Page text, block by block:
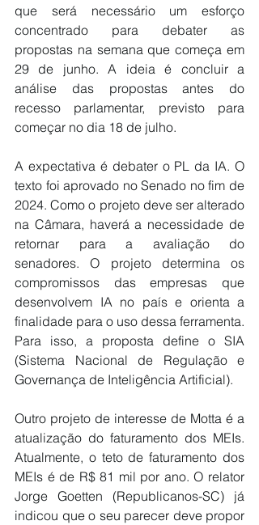
que será necessário um esforço
concentrado para debater as
propostas na semana que começa em
29 de junho. A ideia é concluir a
análise das propostas antes do
recesso parlamentar, previsto para
começar no dia 18 de julho.
A expectativa é debater o PL da IA. O
texto foi aprovado no Senado no fim de
2024. Como o projeto deve ser alterado
na Câmara, haverá a necessidade de
retornar para a avaliação do
senadores. O projeto determina os
compromissos das empresas que
desenvolvem IA no país e orienta a
finalidade para o uso dessa ferramenta.
Para isso, a proposta define o SIA
(Sistema Nacional de Regulação e
Governança de Inteligência Artificial).
Outro projeto de interesse de Motta é a
atualização do faturamento dos MEIs.
Atualmente, o teto de faturamento dos
MEIs é de R$ 81 mil por ano. O relator
Jorge Goetten (Republicanos-SC) já
indicou que o seu parecer deve propor